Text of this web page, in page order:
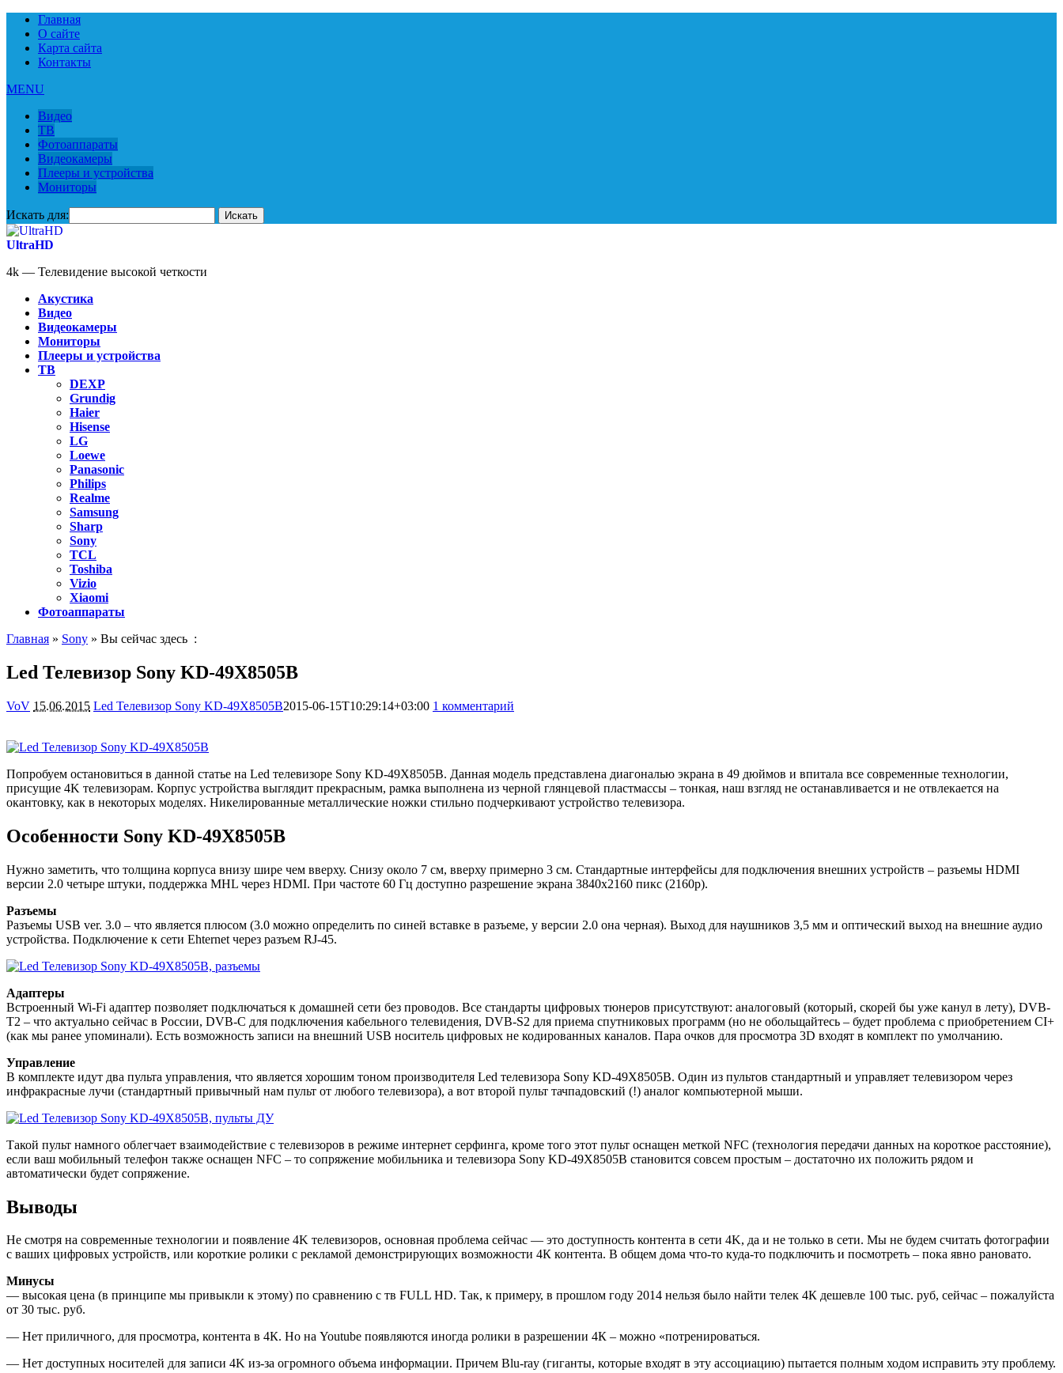
Главная
О сайте
Карта сайта
Контакты
MENU
Видео
ТВ
Фотоаппараты
Видеокамеры
Плееры и устройства
Мониторы
Искать для:
UltraHD
4k — Телевидение высокой четкости
Акустика
Видео
Видеокамеры
Мониторы
Плееры и устройства
ТВ
DEXP
Grundig
Haier
Hisense
LG
Loewe
Panasonic
Philips
Realme
Samsung
Sharp
Sony
TCL
Toshiba
Vizio
Xiaomi
Фотоаппараты
Главная » Sony » Вы сейчас здесь :
Led Телевизор Sony KD-49X8505B
VoV 15.06.2015 Led Телевизор Sony KD-49X8505B2015-06-15T10:29:14+03:00 1 комментарий
Попробуем остановиться в данной статье на Led телевизоре Sony KD-49X8505B. Данная модель представлена диагональю экрана в 49 дюймов и впитала все современные технологии,
присущие 4K телевизорам. Корпус устройства выглядит прекрасным, рамка выполнена из черной глянцевой пластмассы – тонкая, наш взгляд не останавливается и не отвлекается на
окантовку, как в некоторых моделях. Никелированные металлические ножки стильно подчеркивают устройство телевизора.
Особенности Sony KD-49X8505B
Нужно заметить, что толщина корпуса внизу шире чем вверху. Снизу около 7 см, вверху примерно 3 см. Стандартные интерфейсы для подключения внешних устройств – разъемы HDMI
версии 2.0 четыре штуки, поддержка MHL через HDMI. При частоте 60 Гц доступно разрешение экрана 3840х2160 пикс (2160p).
Разъемы
Разъемы USB ver. 3.0 – что является плюсом (3.0 можно определить по синей вставке в разъеме, у версии 2.0 она черная). Выход для наушников 3,5 мм и оптический выход на внешние аудио
устройства. Подключение к сети Ehternet через разъем RJ-45.
Адаптеры
Встроенный Wi-Fi адаптер позволяет подключаться к домашней сети без проводов. Все стандарты цифровых тюнеров присутствуют: аналоговый (который, скорей бы уже канул в лету), DVB-
T2 – что актуально сейчас в России, DVB-C для подключения кабельного телевидения, DVB-S2 для приема спутниковых программ (но не обольщайтесь – будет проблема с приобретением CI+
(как мы ранее упоминали). Есть возможность записи на внешний USB носитель цифровых не кодированных каналов. Пара очков для просмотра 3D входят в комплект по умолчанию.
Управление
В комплекте идут два пульта управления, что является хорошим тоном производителя Led телевизора Sony KD-49X8505B. Один из пультов стандартный и управляет телевизором через
инфракрасные лучи (стандартный привычный нам пульт от любого телевизора), а вот второй пульт тачпадовский (!) аналог компьютерной мыши.
Такой пульт намного облегчает взаимодействие с телевизоров в режиме интернет серфинга, кроме того этот пульт оснащен меткой NFC (технология передачи данных на короткое расстояние),
если ваш мобильный телефон также оснащен NFC – то сопряжение мобильника и телевизора Sony KD-49X8505B становится совсем простым – достаточно их положить рядом и
автоматически будет сопряжение.
Выводы
Не смотря на современные технологии и появление 4K телевизоров, основная проблема сейчас — это доступность контента в сети 4K, да и не только в сети. Мы не будем считать фотографии
с ваших цифровых устройств, или короткие ролики с рекламой демонстрирующих возможности 4К контента. В общем дома что-то куда-то подключить и посмотреть – пока явно рановато.
Минусы
— высокая цена (в принципе мы привыкли к этому) по сравнению с тв FULL HD. Так, к примеру, в прошлом году 2014 нельзя было найти телек 4К дешевле 100 тыс. руб, сейчас – пожалуйста
от 30 тыс. руб.
— Нет приличного, для просмотра, контента в 4К. Но на Youtube появляются иногда ролики в разрешении 4К – можно «потренироваться.
— Нет доступных носителей для записи 4K из-за огромного объема информации. Причем Blu-ray (гиганты, которые входят в эту ассоциацию) пытается полным ходом исправить эту проблему.